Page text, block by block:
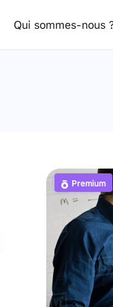
Qui sommes-nous
Premium